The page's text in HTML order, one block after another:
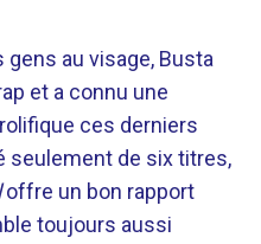
au visage, Busta
et a connu une
ces derniers
seulement de six titres,
offre un bon rapport
toujours aussi